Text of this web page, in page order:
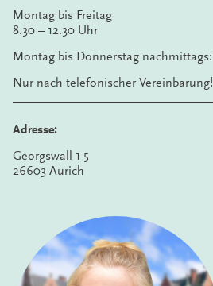
Montag bis Freitag
8.30 – 12.30 Uhr
Montag bis Donnerstag nachmittags:
Nur nach telefonischer Vereinbarung!
Adresse:
Georgswall 1-5
26603 Aurich